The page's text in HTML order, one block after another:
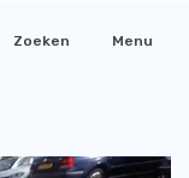
Zoeken Menu